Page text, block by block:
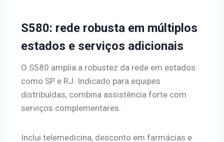
S580: rede robusta em múltiplos
estados e serviços adicionais
O S580 amplia a robustez da rede em estados
como SP e RJ. Indicado para equipes
distribuídas, combina assistência forte com
serviços complementares.
Inclui telemedicina, desconto em farmácias e